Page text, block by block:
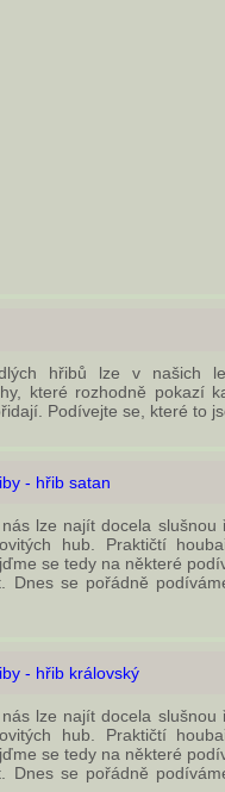
hřibů lze v našich
které rozhodně pokazí
Podívejte se, které to
- hřib satan
lze najít docela slušnou
hub. Praktičtí
se tedy na některé
Dnes se pořádně
- hřib královský
lze najít docela slušnou
hub. Praktičtí
se tedy na některé
Dnes se pořádně